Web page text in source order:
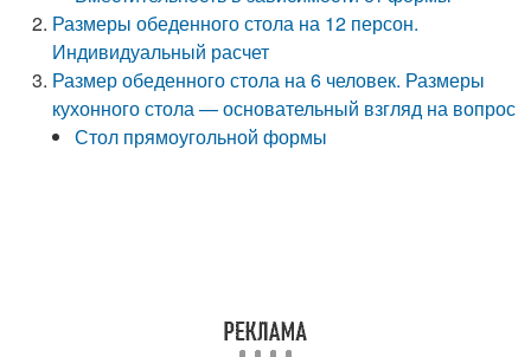
Размеры обеденного стола на 12 персон.
Индивидуальный расчет
Размер обеденного стола на 6 человек. Размеры
кухонного стола — основательный взгляд на вопрос
Стол прямоугольной формы